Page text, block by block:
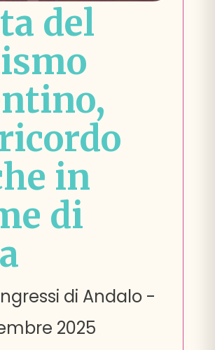
del
in
di
di Andalo -
2025